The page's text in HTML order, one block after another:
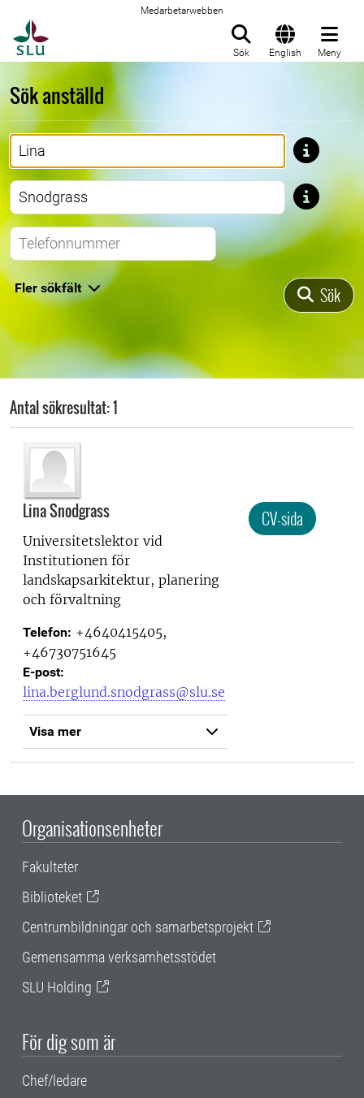
Medarbetarwebben
Sök English Meny
Sök anställd
Förnamn
Efternamn
Telefonnummer
Fler sökfält Sök
Antal sökresultat: 1
Lina Snodgrass
Universitetslektor vid
Institutionen för
landskapsarkitektur, planering
och förvaltning
Telefon: +4640415405,
+46730751645
E-post:
lina.berglund.snodgrass@slu.se
Visa mer
CV-sida
Organisationsenheter
Fakulteter
Biblioteket
Centrumbildningar och samarbetsprojekt
Gemensamma verksamhetsstödet
SLU Holding
För dig som är
Chef/ledare